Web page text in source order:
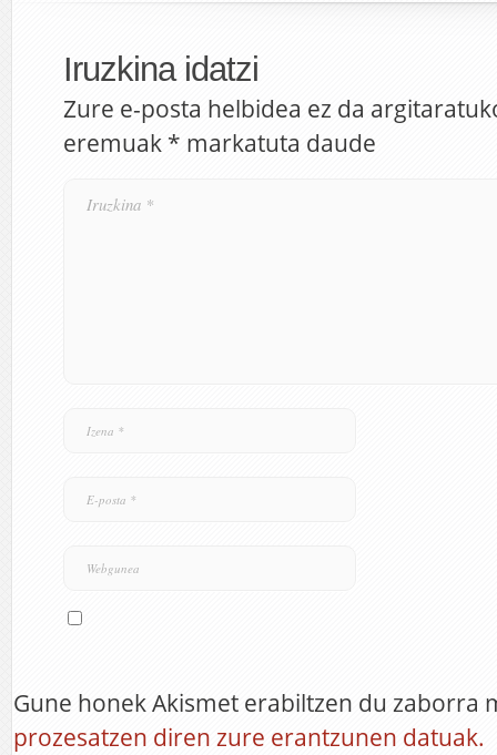
Iruzkina idatzi
Zure e-posta helbidea ez da
eremuak * markatuta daude
Gune honek Akismet erabiltzen du zaborra
prozesatzen diren zure erantzunen datuak.